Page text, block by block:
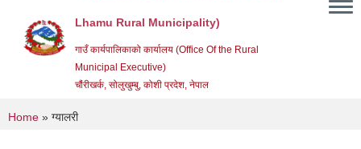
Lhamu Rural Municipality)
गाउँ कार्यपालिकाको कार्यालय (Office Of the Rural
Municipal Executive)
चौंरीखर्क, सोलुखुम्बु, कोशी प्रदेश, नेपाल
You are here
Home » ग्यालरी